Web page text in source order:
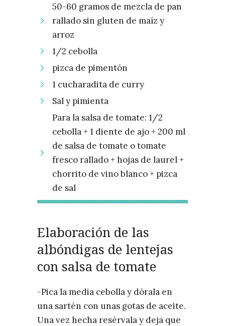
50-60 gramos de mezcla de pan
rallado sin gluten de maíz y
arroz
1/2 cebolla
pizca de pimentón
1 cucharadita de curry
Sal y pimienta
Para la salsa de tomate: 1/2
cebolla + 1 diente de ajo + 200 ml
de salsa de tomate o tomate
fresco rallado + hojas de laurel +
chorrito de vino blanco + pizca
de sal
Elaboración de las
albóndigas de lentejas
con salsa de tomate
-Pica la media cebolla y dórala en
una sartén con unas gotas de aceite.
Una vez hecha resérvala y deja que